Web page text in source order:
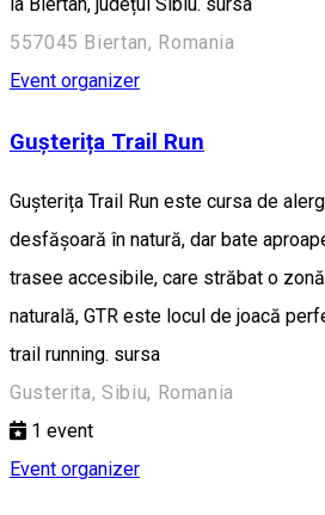
557045 Biertan, Romania
Event organizer
Gușterița Trail Run
Gușterița Trail Run este cursa de
desfășoară în natură, dar bate
trasee accesibile, care străbat o
naturală, GTR este locul de joacă
trail running. sursa
Gusterita, Sibiu, Romania
1 event
Event organizer